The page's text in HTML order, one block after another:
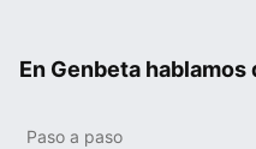
En Genbeta hablamos
Paso a paso